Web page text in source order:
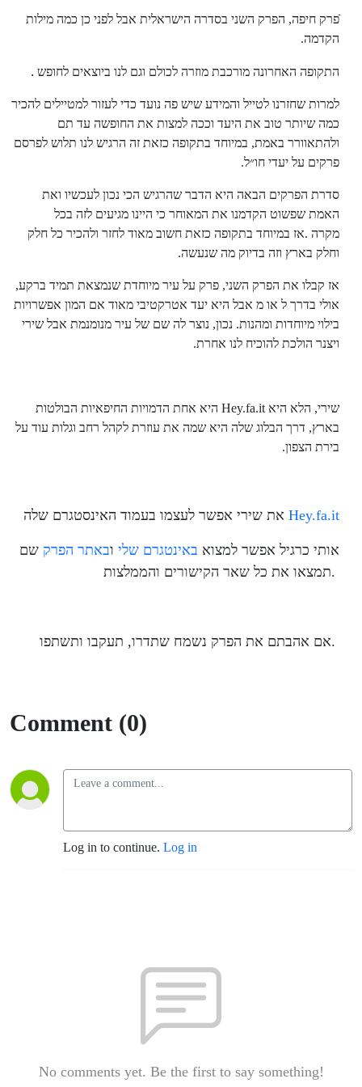
ֿפרק חיפה, הפרק השני בסדרה הישראלית אבל לפני כן כמה מילות
הקדמה.
התקופה האחרונה מורכבת מוזרה לכולם וגם לנו ביוצאים לחופש .
למרות שחזרנו לטייל והמידע שיש פה נועד כדי לעזור למטיילים להכיר
כמה שיותר טוב את היעד וככה למצות את החופשה עד תם
ולהתאוורר באמת, במיוחד בתקופה כזאת זה הרגיש לנו תלוש לפרסם
פרקים על יעדי חו״ל.
סדרת הפרקים הבאה היא הדבר שהרגיש הכי נכון לעכשיו ואת
האמת שפשוט הקדמנו את המאוחר כי היינו מגיעים לזה בכל
מקרה .אז במיוחד בתקופה כזאת חשוב מאוד לחזר ולהכיר כל חלק
וחלק בארץ וזה בדיוק מה שנעשה.
אז קבלו את הפרק השני, פרק על עיר מיוחדת שנמצאת תמיד ברקע,
אולי בדרך ל או מ אבל היא יעד אטרקטיבי מאוד אם המון אפשרויות
בילוי מיוחדות ומהנות. נכון, נוצר לה שם של עיר מנומנמת אבל שירי
ויצנר הולכת להוכיח לנו אחרת.
שירי, הלא היא Hey.fa.it היא אחת הדמויות החיפאיות הבולטות
בארץ, דרך הבלוג שלה היא שמה את עוזרת לקהל רחב וגלות עוד על
בירת הצפון.
Hey.fa.it
אותי כרגיל אפשר למצוא באינטגרם שלי ובאתר הפרק שם
תמצאו את כל שאר הקישורים והממלצות.
אם אהבתם את הפרק נשמח שתדרו, תעקבו ותשתפו.
Comment (0)
Log in to continue. Log in
No comments yet. Be the first to say something!